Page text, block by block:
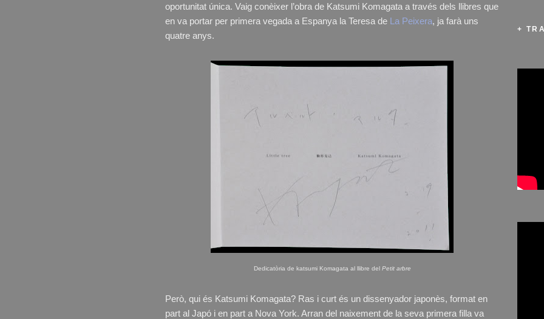
oportunitat única. Vaig conèixer l’obra de Katsumi Komagata a través dels llibres que
en va portar per primera vegada a Espanya la Teresa de La Peixera, ja farà uns
quatre anys.
Dedicatòria de katsumi Komagata al llibre del Petit arbre
Però, qui és Katsumi Komagata? Ras i curt és un dissenyador japonès, format en
part al Japó i en part a Nova York. Arran del naixement de la seva primera filla va
+